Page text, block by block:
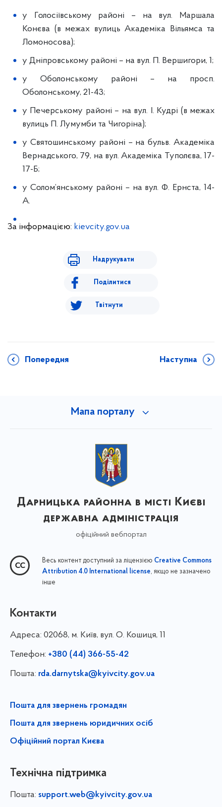
у Голосіївському районі – на вул. Маршала
Конєва (в межах вулиць Академіка Вільямса та
Ломоносова);
у Дніпровському районі – на вул. П. Вершигори, 1;
у Оболонському районі –
на просп.
Оболонському, 21-43;
у Печерському районі – на вул. І. Кудрі (в межах
вулиць П. Лумумби та Чигоріна);
у Святошинському районі – на бульв. Академіка
Вернадського, 79, на вул. Академіка Туполєва, 17-
17-Б;
у Солом’янському районі – на вул. Ф. Ернста, 14-
А.
За інформацією: kievcity.gov.ua
Надрукувати
Поділитися
Твітнути
Попередня Наступна
Мапа порталу
Дарницька районна в місті Києві
державна адміністрація
офіційний вебпортал
Весь контент доступний за ліцензією Creative Commons
Attribution 4.0 International license, якщо не зазначено
інше
Контакти
Адреса: 02068, м. Київ, вул. О. Кошиця, 11
Телефон: +380 (44) 366-55-42
Пошта: rda.darnytska@kyivcity.gov.ua
Пошта для звернень громадян
Пошта для звернень юридичних осіб
Офіційний портал Києва
Технічна підтримка
Пошта: support.web@kyivcity.gov.ua